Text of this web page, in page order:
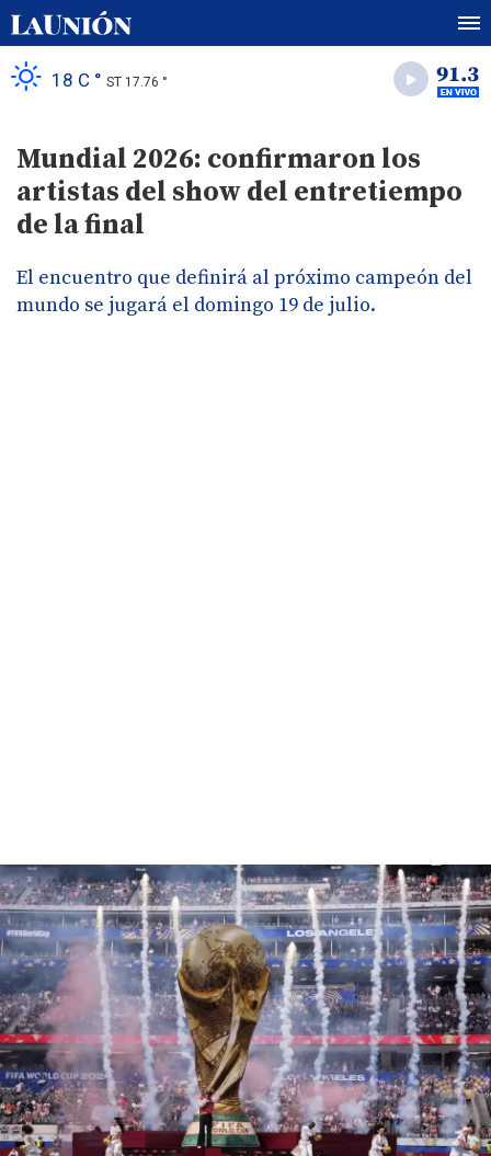
18 C ° ST 17.76 °
Mundial 2026: confirmaron los
artistas del show del entretiempo
de la final
El encuentro que definirá al próximo campeón del
mundo se jugará el domingo 19 de julio.